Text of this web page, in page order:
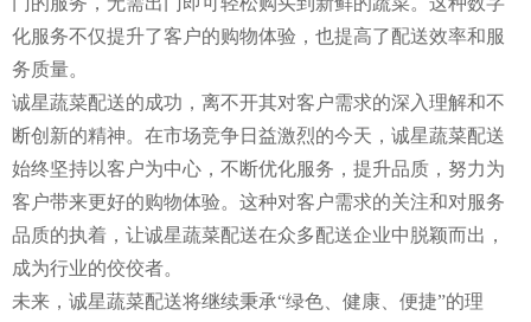
化服务不仅提升了客户的购物体验，也提高了配送效率和服
务质量。
诚星蔬菜配送的成功，离不开其对客户需求的深入理解和不
断创新的精神。在市场竞争日益激烈的今天，诚星蔬菜配送
始终坚持以客户为中心，不断优化服务，提升品质，努力为
客户带来更好的购物体验。这种对客户需求的关注和对服务
品质的执着，让诚星蔬菜配送在众多配送企业中脱颖而出，
成为行业的佼佼者。
未来，诚星蔬菜配送将继续秉承“绿色、健康、便捷”的理